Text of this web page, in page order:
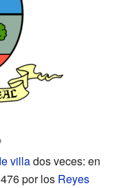
villados veces: en
por los Reyes